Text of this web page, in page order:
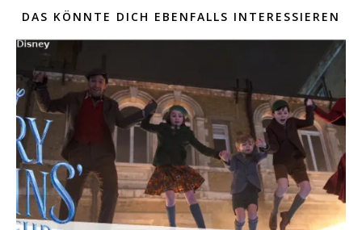
DAS KÖNNTE DICH EBENFALLS INTERESSIEREN